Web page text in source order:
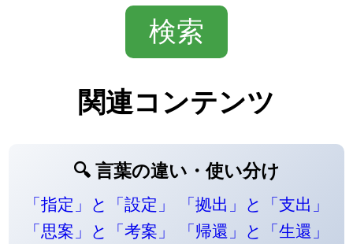
関連コンテンツ
🔍 言葉の違い・使い分け
「指定」と「設定」
「拠出」と「支出」
「思案」と「考案」
「帰還」と「生還」